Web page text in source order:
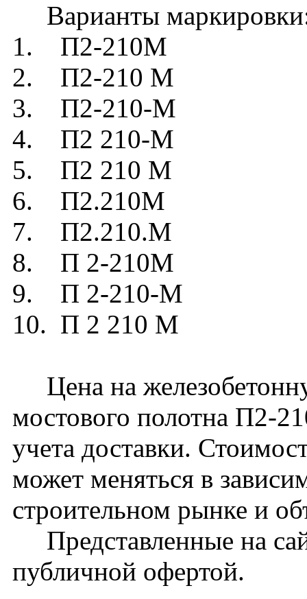
Варианты
1. П2-210М
2. П2-210 М
3. П2-210-М
4. П2 210-М
5. П2 210 М
6. П2.210М
7. П2.210.М
8. П 2-210М
9. П 2-210-М
10. П 2 210 М
Цена на
мостового полотна П2-
учета доставки.
может меняться в
строительном рынке и
Представленные на
публичной офертой.